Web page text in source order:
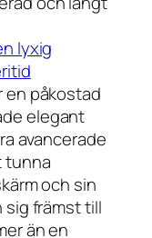
lyxig
en påkostad
elegant
avancerade
tunna
och sin
sig främst till
än en